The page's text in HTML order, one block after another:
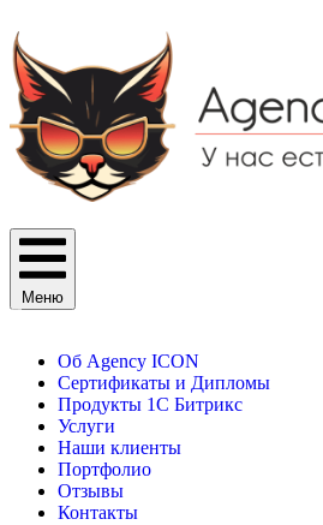
Меню
Об Agency ICON
Сертификаты и Дипломы
Продукты 1С Битрикс
Услуги
Наши клиенты
Портфолио
Отзывы
Контакты